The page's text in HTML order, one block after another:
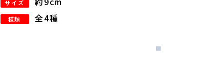
サイズ
種類 全4種